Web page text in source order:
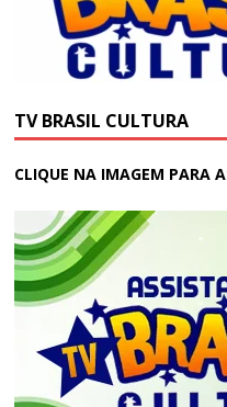
TV BRASIL CULTURA
CLIQUE NA IMAGEM PARA